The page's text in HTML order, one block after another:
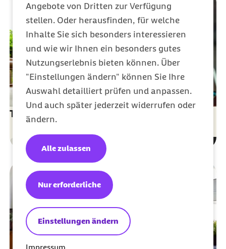
Angebote von Dritten zur Verfügung
stellen. Oder herausfinden, für welche
Inhalte Sie sich besonders interessieren
und wie wir Ihnen ein besonders gutes
Nutzungserlebnis bieten können. Über
"Einstellungen ändern" können Sie Ihre
Auswahl detailliert prüfen und anpassen.
Und auch später jederzeit widerrufen oder
ändern.
Einstellungen ändern
Nur erforderliche
Alle zulassen
Trockene Augen am Bildschirm vermeiden
Kategorie
Gesundheit